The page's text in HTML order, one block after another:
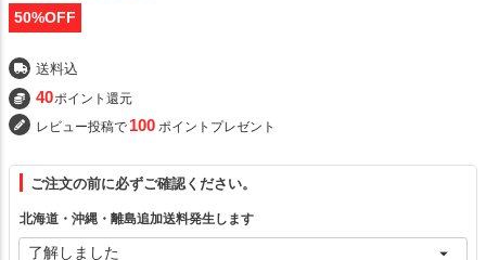
50%OFF
送料込
40ポイント還元
レビュー投稿で 100 ポイントプレゼント
ご注文の前に必ずご確認ください。
北海道・沖縄・離島追加送料発生します